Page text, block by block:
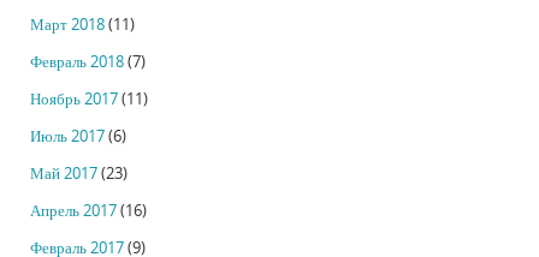
Март 2018(11)
Февраль 2018(7)
Ноябрь 2017(11)
Июль 2017(6)
Май 2017(23)
Апрель 2017(16)
Февраль 2017(9)